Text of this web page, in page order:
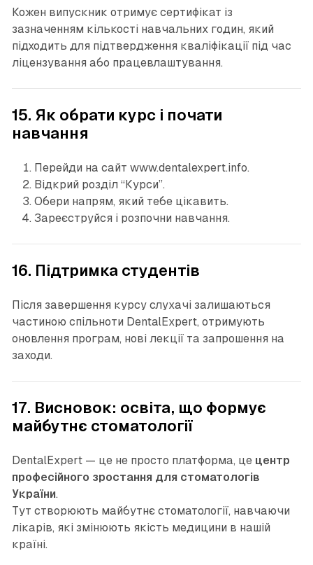
Кожен випускник отримує сертифікат із
зазначенням кількості навчальних годин, який
підходить для підтвердження кваліфікації під час
ліцензування або працевлаштування.
15. Як обрати курс і почати
навчання
Перейди на сайт www.dentalexpert.info.
Відкрий розділ “Курси”.
Обери напрям, який тебе цікавить.
Зареєструйся і розпочни навчання.
16. Підтримка студентів
Після завершення курсу слухачі залишаються
частиною спільноти DentalExpert, отримують
оновлення програм, нові лекції та запрошення на
заходи.
17. Висновок: освіта, що формує
майбутнє стоматології
DentalExpert — це не просто платформа, це центр
професійного зростання для стоматологів
України.
Тут створюють майбутнє стоматології, навчаючи
лікарів, які змінюють якість медицини в нашій
країні.